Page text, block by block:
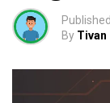
Published
By Tivan